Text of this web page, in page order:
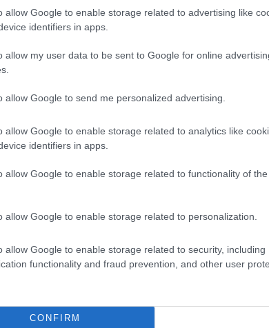
allow Google to enable storage related to advertising like
identifiers in apps.
allow my user data to be sent to Google for online
allow Google to send me personalized advertising.
allow Google to enable storage related to analytics like
identifiers in apps.
allow Google to enable storage related to functionality of
allow Google to enable storage related to personalization.
allow Google to enable storage related to security, including
functionality and fraud prevention, and other user
CONFIRM
az első tízbe kerüljön innovátorként is. Úgy,
a hallgatók 13 százaléka külföldi.
fordítanak arra, hogy a magyar
a nem titkolt tervvel, hogy
és innováció terén Európa és a világ
Program, amely keretet szab és irányt
és innováció folyamatainak,
tekinthető a HUN-REN programja
A hazahívó és külföldi kutatókat
teljesítményű kutató jött
területeken, mint a genomika, a